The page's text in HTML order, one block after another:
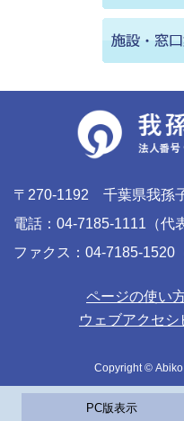
〒270-1192 千葉県我孫
電話：04-7185-1111（代
ファクス：04-7185-1520
ページの使い
ウェブアクセシ
Copyright ©
PC版表示